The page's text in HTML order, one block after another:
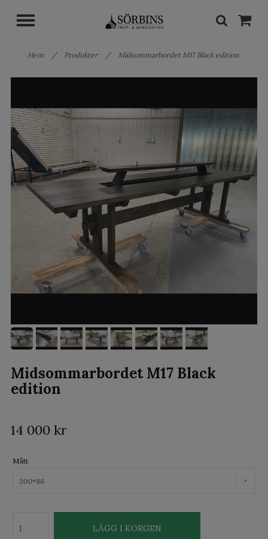
Hem / Produkter / Midsommarbordet M17 Black edition
Midsommarbordet M17 Black
edition
14 000 kr
Mått
200*86
LÄGG I KORGEN